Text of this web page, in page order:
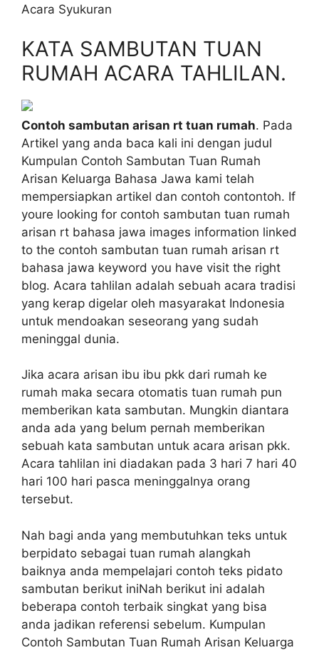
Acara Syukuran
KATA SAMBUTAN TUAN
RUMAH ACARA TAHLILAN.
Contoh sambutan arisan rt tuan rumah. Pada
Artikel yang anda baca kali ini dengan judul
Kumpulan Contoh Sambutan Tuan Rumah
Arisan Keluarga Bahasa Jawa kami telah
mempersiapkan artikel dan contoh contontoh. If
youre looking for contoh sambutan tuan rumah
arisan rt bahasa jawa images information linked
to the contoh sambutan tuan rumah arisan rt
bahasa jawa keyword you have visit the right
blog. Acara tahlilan adalah sebuah acara tradisi
yang kerap digelar oleh masyarakat Indonesia
untuk mendoakan seseorang yang sudah
meninggal dunia.
Jika acara arisan ibu ibu pkk dari rumah ke
rumah maka secara otomatis tuan rumah pun
memberikan kata sambutan. Mungkin diantara
anda ada yang belum pernah memberikan
sebuah kata sambutan untuk acara arisan pkk.
Acara tahlilan ini diadakan pada 3 hari 7 hari 40
hari 100 hari pasca meninggalnya orang
tersebut.
Nah bagi anda yang membutuhkan teks untuk
berpidato sebagai tuan rumah alangkah
baiknya anda mempelajari contoh teks pidato
sambutan berikut iniNah berikut ini adalah
beberapa contoh terbaik singkat yang bisa
anda jadikan referensi sebelum. Kumpulan
Contoh Sambutan Tuan Rumah Arisan Keluarga